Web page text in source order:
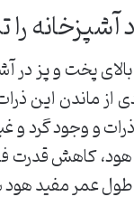
پخت و پز
از ماندن این
و وجود گرد و
کاهش قدرت
عمر مفید هود